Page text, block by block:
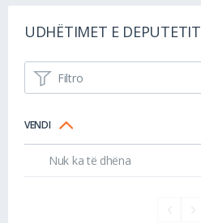
UDHËTIMET E DEPUTETIT
Filtro
VENDI
Nuk ka të dhëna